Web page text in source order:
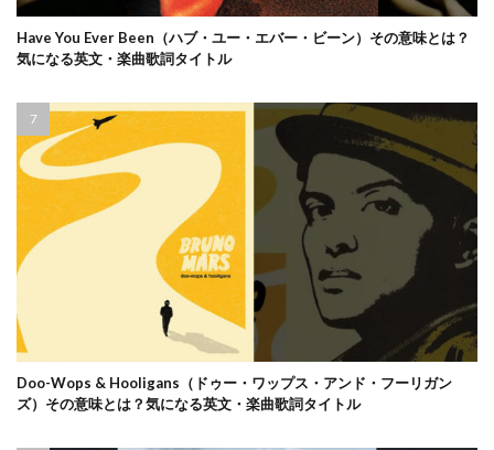
Have You Ever Been（ハブ・ユー・エバー・ビーン）その意味とは？
気になる英文・楽曲歌詞タイトル
Doo-Wops & Hooligans（ドゥー・ワップス・アンド・フーリガン
ズ）その意味とは？気になる英文・楽曲歌詞タイトル